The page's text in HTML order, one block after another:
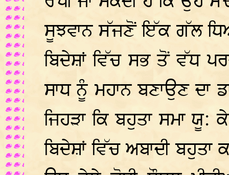
ਸੂਝਵਾਨ ਸੱਜਣੋਂ ਇੱਕ ਗੱਲ
ਬਿਦੇਸ਼ਾਂ ਵਿੱਚ ਸਭ ਤੋਂ ਵੱਧ
ਸਾਧ ਨੂੰ ਮਹਾਨ ਬਣਾਉਣ ਦਾ
ਜਿਹੜਾ ਕਿ ਬਹੁਤਾ ਸਮਾ ਯੂ:
ਬਿਦੇਸ਼ਾਂ ਵਿੱਚ ਅਬਾਦੀ